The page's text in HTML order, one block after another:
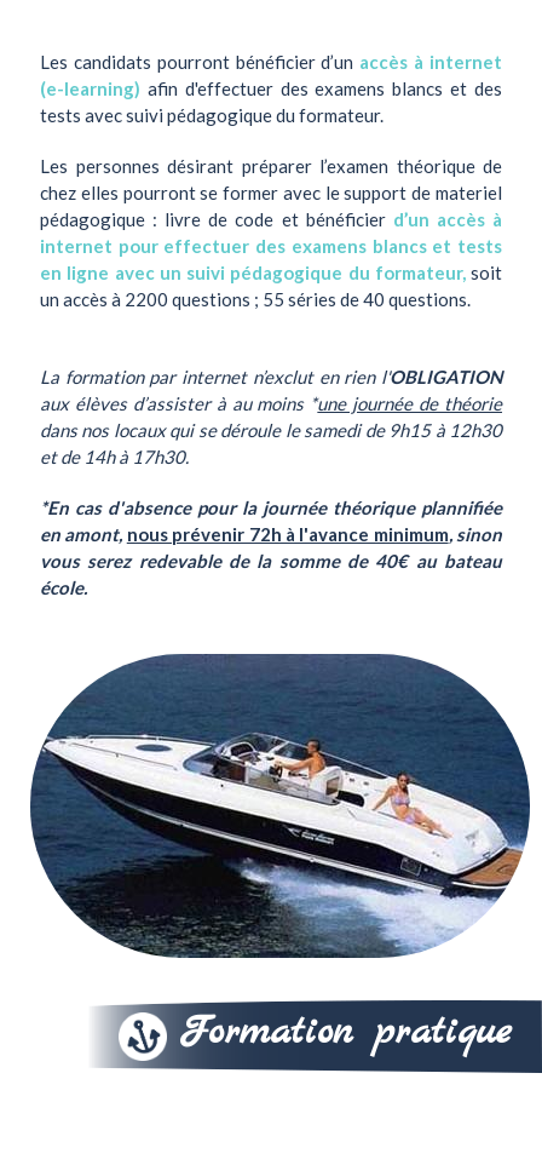
Les candidats pourront bénéficier d’un accès à internet
(e-learning) afin d'effectuer des examens blancs et des
tests avec suivi pédagogique du formateur.
Les personnes désirant préparer l’examen théorique de
chez elles pourront se former avec le support de materiel
pédagogique : livre de code et bénéficier d’un accès à
internet pour effectuer des examens blancs et tests
en ligne avec un suivi pédagogique du formateur, soit
un accès à 2200 questions ; 55 séries de 40 questions.
La formation par internet n’exclut en rien l'OBLIGATION
aux élèves d’assister à au moins *une journée de théorie
dans nos locaux qui se déroule le samedi de 9h15 à 12h30
et de 14h à 17h30.
*En cas d'absence pour la journée théorique plannifiée
en amont, nous prévenir 72h à l'avance minimum, sinon
vous serez redevable de la somme de 40€ au bateau
école.
Formation pratique